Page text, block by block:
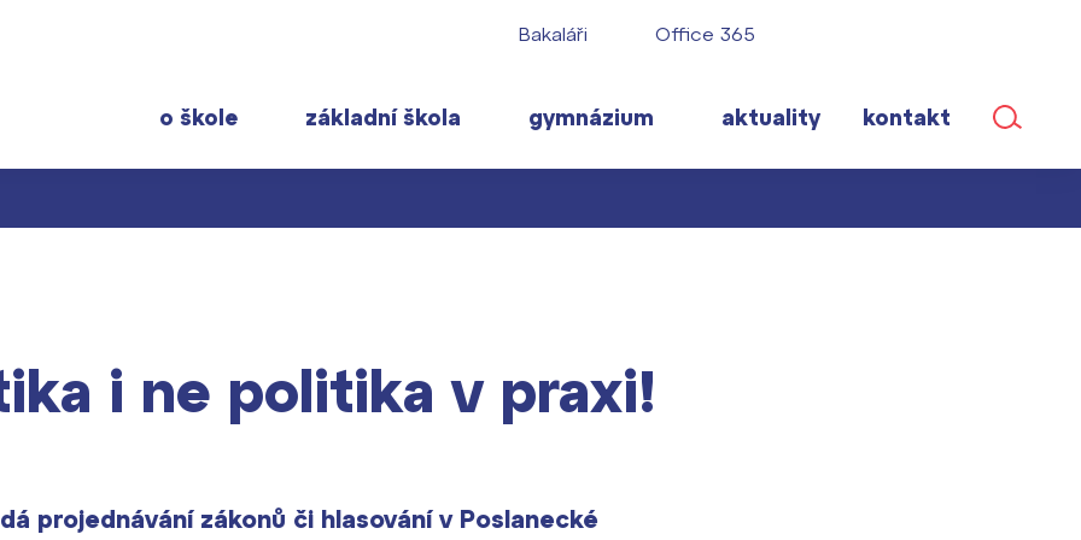
o škole
školního roku ›
základní škola
pro rodiče prvňáčků
gymnázium
Europass
FOCUSing
Pomoc! Mám problém!
Harmonogram školního roku
aktuality kontakt
Bakaláři Office 365
i ne politika v praxi!
projednávání zákonů či hlasování v Poslanecké